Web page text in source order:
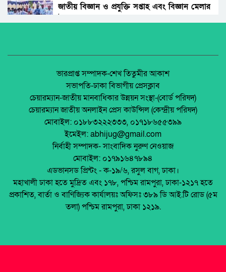
মেসেঞ্জারে পাঠানো মেসেজ এডিট করা যাবে।
ফেসবুকের কয়েকটি প্রজন্ম…
মাদার তেরেসা গোল্ডেন এ্যায়ার্ড পেয়েছেন সাংবাদিক
মো: হাবিবুর রহমান
জাতীয় বিজ্ঞান ও প্রযুক্তি সপ্তাহ এবং বিজ্ঞান মেলার
জেলা আইন-শৃৃঙ্খলা কমিটির মাসিক সভা অনুষ্ঠিত।
পলাশবাড়ীতে এমইপি গ্রুপের মতবিনিময় সভা
অনুষ্ঠিত।
জুলাই সনদ বাস্তবায়ন নিয়ে প্রশ্ন: রংপুরে ১১ দলের
বিক্ষোভ
মালয়েশিয়ায় ইমিগ্রেশনের অভিযানে বাংলাদেশিসহ
২৪ অবৈধ অভিবাসী আটক
থাইল্যান্ডে রিসোর্ট থেকে ২১ বাংলাদেশি উদ্ধার
ভারপ্রাপ্ত সম্পাদক-শেখ তিতুমীর আকাশ
সভাপতি-ঢাকা বিভাগীয় প্রেসক্লাব
চেয়ারম্যান-জাতীয় মানবাধিকার উন্নয়ন সংস্থা-(বোর্ড পরিষদ)
চেয়ারম্যান জাতীয় অনলাইন প্রেস কাউন্সিল (কেন্দ্রীয় পরিষদ)
মোবাইল: ০১৮৮৩২২২৩৩৩, ০১৭১৮৬৫৫৩৯৯
ইমেইল: abhijug@gmail.com
নির্বাহী সম্পাদক- সাংবাদিক নুরুণ নেওয়াজ
মোবাইল: ০১৭৯১৬৪৭৮৯৪
এডভানসড প্রিন্টং - ক-১৯/৬, রসুল বাগ, ঢাকা।
মহাখালী ঢাকা হতে মুদ্রিত এবং ১৭৮, পশ্চিম রামপুরা, ঢাকা-১২১৭ হতে
প্রকাশিত, বার্তা ও বাণিজ্যিক কার্যালয়ঃ অফিসঃ ৩৮৯ ডি আই.টি রোড (৫ম
তলা) পশ্চিম রামপুরা, ঢাকা ১২১৯.